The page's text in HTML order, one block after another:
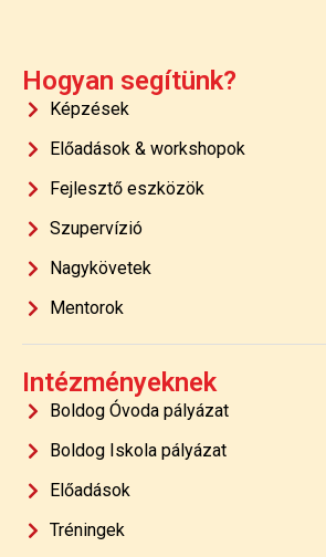
Hogyan segítünk?
Képzések
Előadások & workshopok
Fejlesztő eszközök
Szupervízió
Nagykövetek
Mentorok
Intézményeknek
Boldog Óvoda pályázat
Boldog Iskola pályázat
Előadások
Tréningek